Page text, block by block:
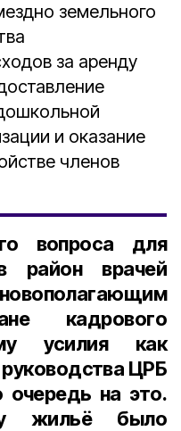
земельного
за аренду
и оказание
членов
вопроса для
район врачей
кадрового
усилия как
руководства ЦРБ
очередь на это.
жильё было